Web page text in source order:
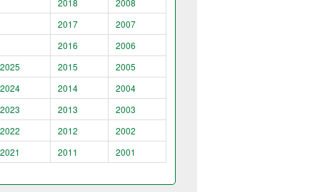
2018
2008
2017
2007
2016
2006
2025
2015
2005
2024
2014
2004
2023
2013
2003
2022
2012
2002
2021
2011 2001